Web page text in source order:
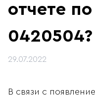
отчете
0420504?
29.07.2022
В связи с